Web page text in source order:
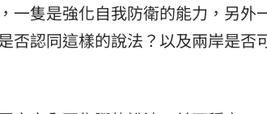
一隻是強化自我防衛的能力，另外
否認同這樣的說法？以及兩岸是否